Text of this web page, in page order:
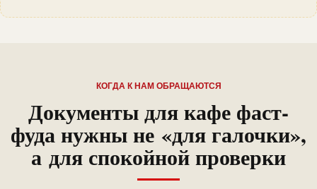
КОГДА К НАМ ОБРАЩАЮТСЯ
Документы для кафе фаст-
фуда нужны не «для галочки»,
а для спокойной проверки